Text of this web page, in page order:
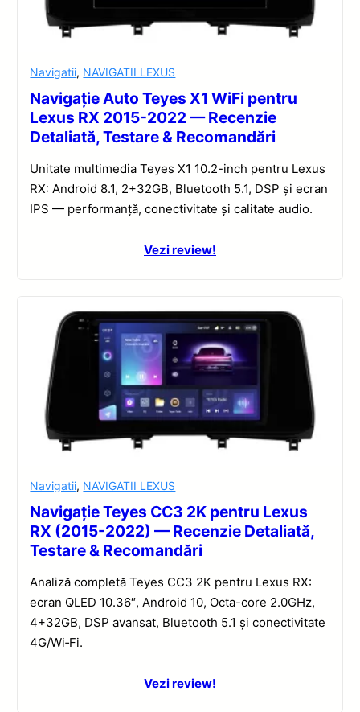
Navigatii, NAVIGATII LEXUS
Navigație Auto Teyes X1 WiFi pentru
Lexus RX 2015-2022 — Recenzie
Detaliată, Testare & Recomandări
Unitate multimedia Teyes X1 10.2-inch pentru Lexus
RX: Android 8.1, 2+32GB, Bluetooth 5.1, DSP și ecran
IPS — performanță, conectivitate și calitate audio.
Vezi review!
Navigatii, NAVIGATII LEXUS
Navigație Teyes CC3 2K pentru Lexus
RX (2015-2022) — Recenzie Detaliată,
Testare & Recomandări
Analiză completă Teyes CC3 2K pentru Lexus RX:
ecran QLED 10.36″, Android 10, Octa-core 2.0GHz,
4+32GB, DSP avansat, Bluetooth 5.1 și conectivitate
4G/Wi‑Fi.
Vezi review!